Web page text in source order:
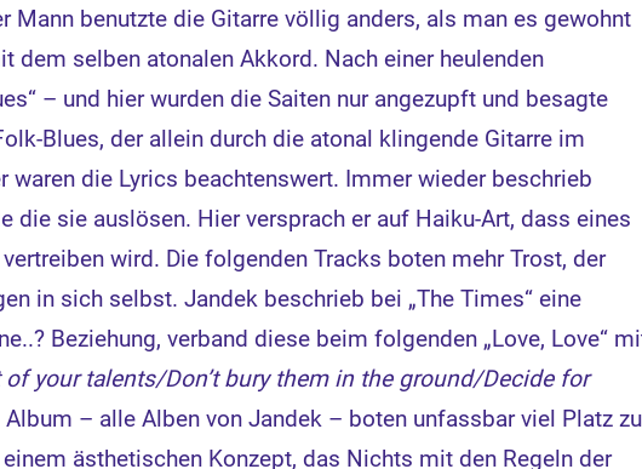
Mann benutzte die Gitarre völlig anders, als man es gewohnt
dem selben atonalen Akkord. Nach einer heulenden
– und hier wurden die Saiten nur angezupft und besagte
Blues, der allein durch die atonal klingende Gitarre im
waren die Lyrics beachtenswert. Immer wieder beschrieb
die sie auslösen. Hier versprach er auf Haiku-Art, dass eines
wird. Die folgenden Tracks boten mehr Trost, der
in sich selbst. Jandek beschrieb bei „The Times“ eine
Beziehung, verband diese beim folgenden „Love, Love“
your talents/Don’t bury them in the ground/Decide for
Album – alle Alben von Jandek – boten unfassbar viel Platz
ästhetischen Konzept, das Nichts mit den Regeln der